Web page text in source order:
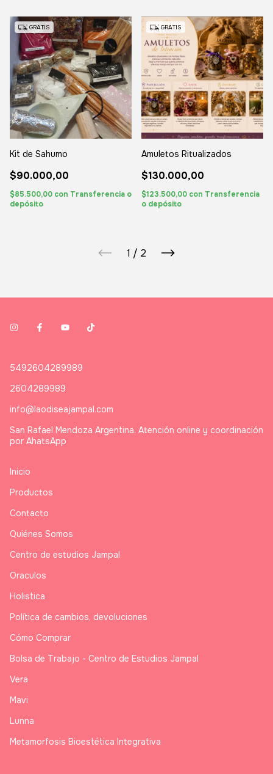
GRATIS
Kit de Sahumo
$90.000,00
$85.500,00 con Transferencia o
depósito
GRATIS
Amuletos Ritualizados
$130.000,00
$123.500,00 con Transferencia
o depósito
1 / 2
5492604289989
2604289989
info@laodiseajampal.com
San Rafael Mendoza Argentina. Atención online y coordinación
por AhatsApp
Inicio
Productos
Contacto
Quiénes Somos
Centro de estudios Jampal
Oraculos
Holistica
Política de cambios, devoluciones
Cómo Comprar
Bolsa de Trabajo - Centro de Estudios Jampal
Vera
Mavi
Lunna
Metamorfosis Bioestética Integrativa